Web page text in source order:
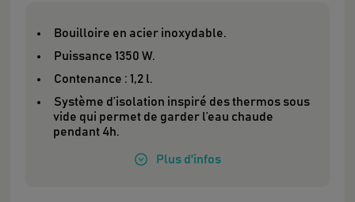
Bouilloire en acier inoxydable.
Puissance 1350 W.
Contenance : 1,2 l.
Système d’isolation inspiré des thermos sous
vide qui permet de garder l’eau chaude
pendant 4h.
Plus d'infos